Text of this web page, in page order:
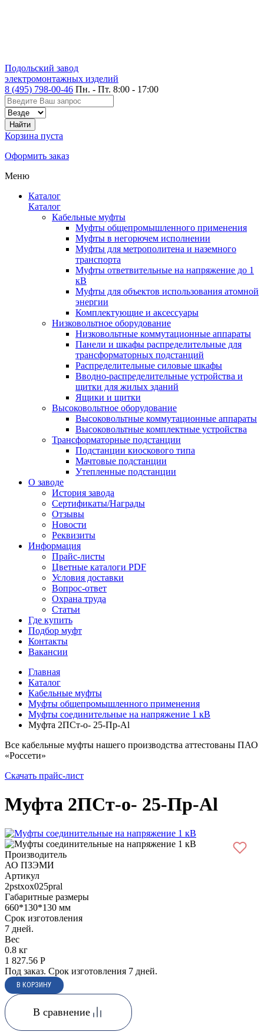
Подольский завод
электромонтажных изделий
8 (495) 798-00-46 Пн. - Пт. 8:00 - 17:00
Корзина пуста
Оформить заказ
Меню
Каталог
Каталог
Кабельные муфты
Муфты общепромышленного применения
Муфты в негорючем исполнении
Муфты для метрополитена и наземного
транспорта
Муфты ответвительные на напряжение до 1
кВ
Муфты для объектов использования атомной
энергии
Комплектующие и аксессуары
Низковольтное оборудование
Низковольтные коммутационные аппараты
Панели и шкафы распределительные для
трансформаторных подстанций
Распределительные силовые шкафы
Вводно-распределительные устройства и
щитки для жилых зданий
Ящики и щитки
Высоковольтное оборудование
Высоковольтные коммутационные аппараты
Высоковольтные комплектные устройства
Трансформаторные подстанции
Подстанции киоскового типа
Мачтовые подстанции
Утепленные подстанции
О заводе
История завода
Сертификаты/Награды
Отзывы
Новости
Реквизиты
Информация
Прайс-листы
Цветные каталоги PDF
Условия доставки
Вопрос-ответ
Охрана труда
Статьи
Где купить
Подбор муфт
Контакты
Вакансии
Главная
Каталог
Кабельные муфты
Муфты общепромышленного применения
Муфты соединительные на напряжение 1 кВ
Муфта 2ПСт-о- 25-Пр-Al
Все кабельные муфты нашего производства аттестованы ПАО
«Россети»
Скачать прайс-лист
Муфта 2ПСт-о- 25-Пр-Al
Производитель
АО ПЗЭМИ
Артикул
2pstxox025pral
Габаритные размеры
660*130*130 мм
Срок изготовления
7 дней.
Вес
0.8 кг
1 827.56 Р
Под заказ. Срок изготовления 7 дней.
В сравнение